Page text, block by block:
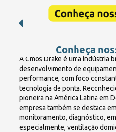
Conheça
A Cmos Drake é uma indústria
desenvolvimento de
performance, com foco
tecnologia de ponta.
pioneira na América Latina em
empresa também se destaca
monitoramento, diagnóstico,
especialmente, ventilação